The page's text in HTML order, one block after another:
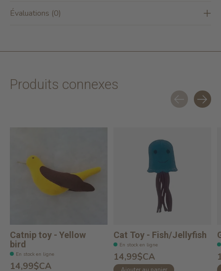
Évaluations (0)
Produits connexes
Catnip toy - Yellow
bird
En stock en ligne
14,99$CA
Cat Toy - Fish/Jellyfish
En stock en ligne
14,99$CA